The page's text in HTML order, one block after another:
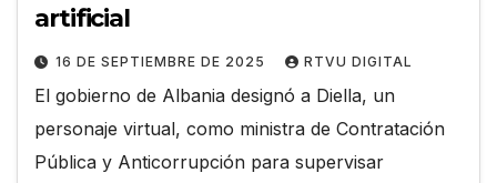
artificial
16 DE SEPTIEMBRE DE 2025 RTVU DIGITAL
El gobierno de Albania designó a Diella, un
personaje virtual, como ministra de Contratación
Pública y Anticorrupción para supervisar